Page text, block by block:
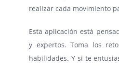
realizar cada movimiento
Esta aplicación está
y expertos. Toma los
habilidades. Y si te